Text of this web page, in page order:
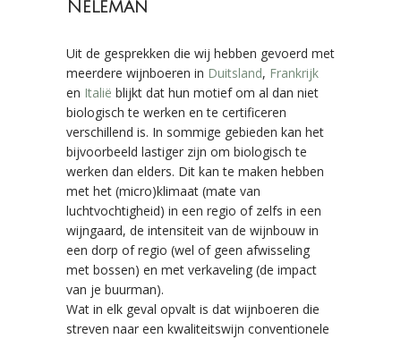
Neleman
Uit de gesprekken die wij hebben gevoerd met
meerdere wijnboeren in Duitsland, Frankrijk
en Italië blijkt dat hun motief om al dan niet
biologisch te werken en te certificeren
verschillend is. In sommige gebieden kan het
bijvoorbeeld lastiger zijn om biologisch te
werken dan elders. Dit kan te maken hebben
met het (micro)klimaat (mate van
luchtvochtigheid) in een regio of zelfs in een
wijngaard, de intensiteit van de wijnbouw in
een dorp of regio (wel of geen afwisseling
met bossen) en met verkaveling (de impact
van je buurman).
Wat in elk geval opvalt is dat wijnboeren die
streven naar een kwaliteitswijn conventionele